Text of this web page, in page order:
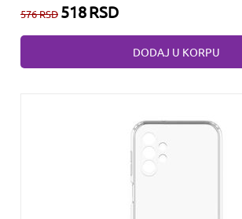
576RSD 518RSD
DODAJ U KORPU